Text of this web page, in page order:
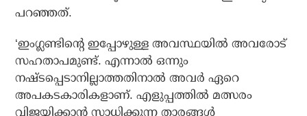
പറഞ്ഞത്.
‘ഇംഗ്ലണ്ടിന്റെ ഇപ്പോഴുള്ള അവസ്ഥയില്‍ അവരോട്
സഹതാപമുണ്ട്. എന്നാല്‍ ഒന്നും
നഷ്ടപ്പെടാനില്ലാത്തതിനാല്‍ അവര്‍ ഏറെ
അപകടകാരികളാണ്. എളുപ്പത്തില്‍ മത്സരം
വിജയിക്കാന്‍ സാധിക്കുന്ന താരങ്ങള്‍